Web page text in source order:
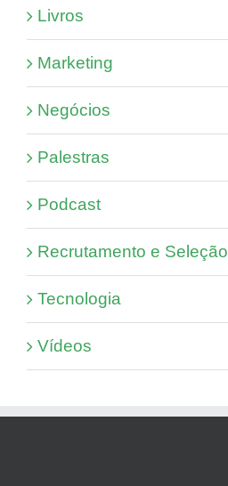
Livros
Marketing
Negócios
Palestras
Podcast
Recrutamento e Seleção
Tecnologia
Vídeos